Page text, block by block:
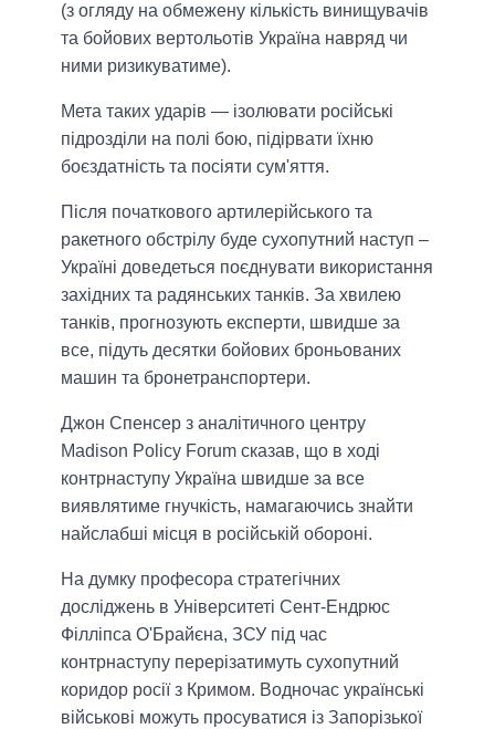
(з огляду на обмежену кількість винищувачів
та бойових вертольотів Україна навряд чи
ними ризикуватиме).
Мета таких ударів — ізолювати російські
підрозділи на полі бою, підірвати їхню
боєздатність та посіяти сум'яття.
Після початкового артилерійського та
ракетного обстрілу буде сухопутний наступ –
Україні доведеться поєднувати використання
західних та радянських танків. За хвилею
танків, прогнозують експерти, швидше за
все, підуть десятки бойових броньованих
машин та бронетранспортери.
Джон Спенсер з аналітичного центру
Madison Policy Forum сказав, що в ході
контрнаступу Україна швидше за все
виявлятиме гнучкість, намагаючись знайти
найслабші місця в російській обороні.
На думку професора стратегічних
досліджень в Університеті Сент-Ендрюс
Філліпса О'Брайєна, ЗСУ під час
контрнаступу перерізатимуть сухопутний
коридор росії з Кримом. Водночас українські
військові можуть просуватися із Запорізької